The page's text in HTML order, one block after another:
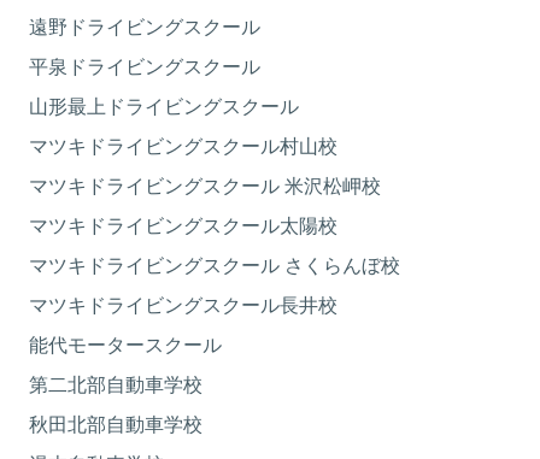
遠野ドライビングスクール
平泉ドライビングスクール
山形最上ドライビングスクール
マツキドライビングスクール村山校
マツキドライビングスクール 米沢松岬校
マツキドライビングスクール太陽校
マツキドライビングスクール さくらんぼ校
マツキドライビングスクール長井校
能代モータースクール
第二北部自動車学校
秋田北部自動車学校